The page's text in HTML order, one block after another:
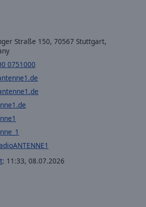
1 Modern Rock
1 Sommer Hits
1 Partykracher
1 Unplugged
1 Malle Hits
1 Weihnachts Hits
1 Songs für Kids
1 Kuschelrock
Straße 150, 70567 Stuttgart,
0751000
: 11:33, 08.07.2026